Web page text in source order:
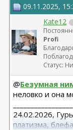
09.11.2025,
Kate12
Profi
Статус:
@Безумная
неловко и она
24.02.2026,
платизма,